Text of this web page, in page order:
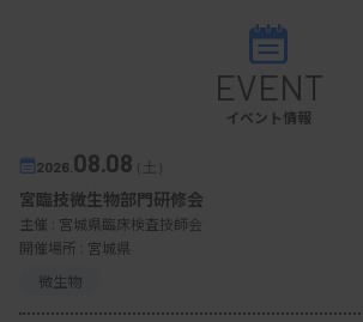
EVENT
イベント情報
2026. 08.08（土）
宮臨技微生物部門研修会
主催 : 宮城県臨床検査技師会
開催場所 : 宮城県
微生物